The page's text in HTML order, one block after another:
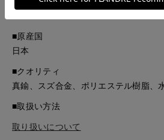
■原産国
日本
■クオリティ
真鍮、スズ合金、ポリエステル樹脂、
■取扱い方法
取り扱いについて